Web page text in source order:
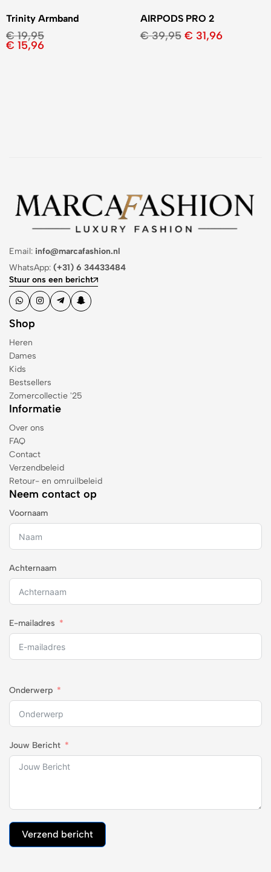
Trinity Armband
€19,95
€ 15,96
AIRPODS PRO 2
€39,95 € 31,96
Email: info@marcafashion.nl
WhatsApp: (+31) 6 34433484
Stuur ons een bericht
Shop
Heren
Dames
Kids
Bestsellers
Zomercollectie '25
Informatie
Over ons
FAQ
Contact
Verzendbeleid
Retour- en omruilbeleid
Neem contact op
Voornaam
Achternaam
E-mailadres
Onderwerp
Jouw Bericht
Verzend bericht